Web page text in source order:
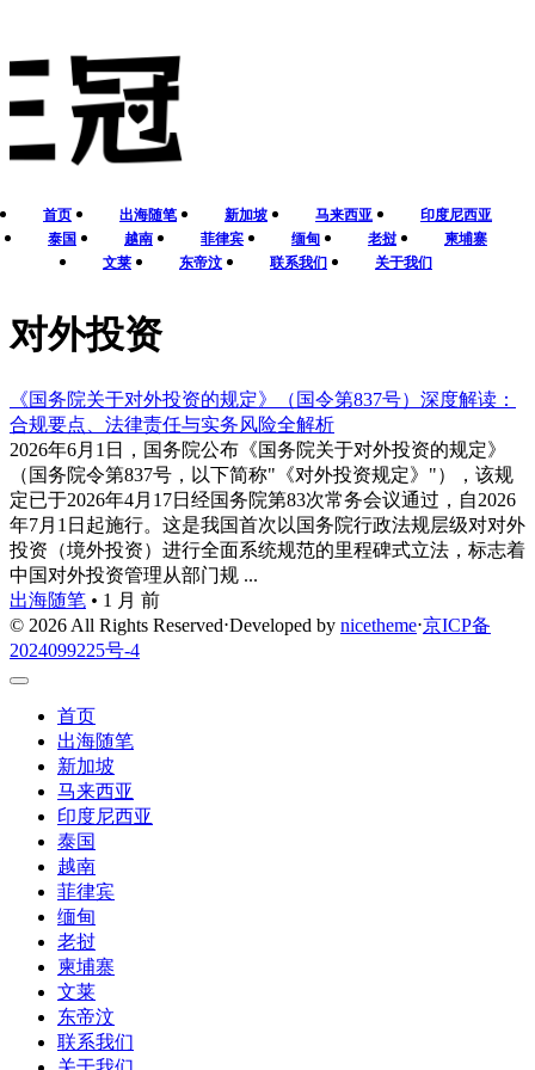
首页 出海随笔 新加坡 马来西亚
印度尼西亚
泰国
越南 菲律宾 缅甸 老挝
柬埔寨
文莱
东帝汶 联系我们 关于我们
对外投资
《国务院关于对外投资的规定》（国令第837号）深度解读：
合规要点、法律责任与实务风险全解析
2026年6月1日，国务院公布《国务院关于对外投资的规定》
（国务院令第837号，以下简称"《对外投资规定》"），该规
定已于2026年4月17日经国务院第83次常务会议通过，自2026
年7月1日起施行。这是我国首次以国务院行政法规层级对对外
投资（境外投资）进行全面系统规范的里程碑式立法，标志着
中国对外投资管理从部门规 ...
出海随笔 • 1 月 前
© 2026 All Rights Reserved⋅Developed by nicetheme⋅京ICP备
2024099225号-4
首页
出海随笔
新加坡
马来西亚
印度尼西亚
泰国
越南
菲律宾
缅甸
老挝
柬埔寨
文莱
东帝汶
联系我们